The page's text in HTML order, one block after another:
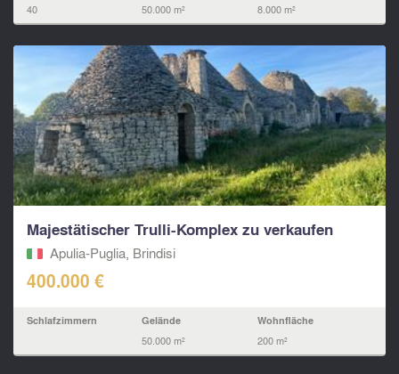
40 50.000 m² 8.000 m²
Majestätischer Trulli-Komplex zu verkaufen
Apulia-Puglia, Brindisi
400.000 €
Schlafzimmern Gelände
50.000 m²
Wohnfläche
200 m²